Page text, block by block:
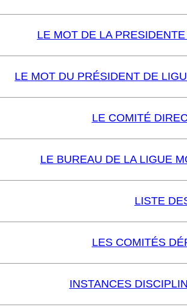
LE MOT DE LA
LE MOT DU PRÉSIDENT DE
LE COMITÉ
LE BUREAU DE LA LIGUE
LISTE
LES COMITÉS
INSTANCES